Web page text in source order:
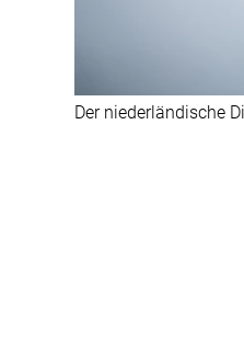
Der niederländische